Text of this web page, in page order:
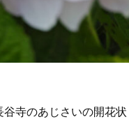
寺のあじさいの開花状